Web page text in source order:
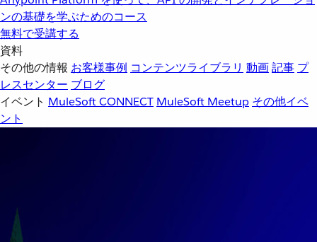
ンの基礎を学ぶためのコース
無料で受講する
資料
その他の情報 お客様事例 コンテンツライブラリ 動画記事 プ
レスセンター ブログ
イベント MuleSoft CONNECT MuleSoft Meetup その他イベ
ント